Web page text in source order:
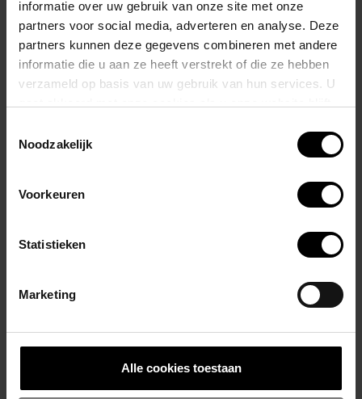
informatie over uw gebruik van onze site met onze
partners voor social media, adverteren en analyse. Deze
partners kunnen deze gegevens combineren met andere
informatie die u aan ze heeft verstrekt of die ze hebben
verzameld op basis van uw gebruik van hun services. U
Noodzakelijk
Voorkeuren
Statistieken
Marketing
Alle cookies toestaan
onweerstaanbare uitstraling.
Aan de voorkant zorgt de nauwsluitende pasvorm voorperfecte
zonder het esthetische design te verstoren.
herdefinieert met de Backless Brief Master het
concept van luxe herenondergoed: uitdagend, sensueel en
96% katoen - 4% spandex
Gerelateerde producten